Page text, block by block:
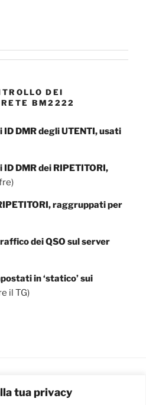
tua privacy
DEI
BM2222
DMR degli UTENTI, usati
DMR dei RIPETITORI,
raggruppati per
dei QSO sul server
in ‘statico’ sui
il TG)